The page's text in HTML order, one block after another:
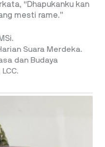
“Dhapukanku kan
mesti rame.”
Suara Merdeka.
dan Budaya